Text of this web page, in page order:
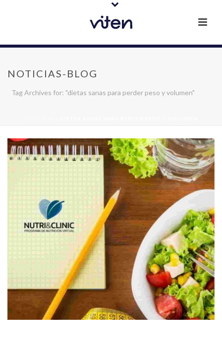
NOTICIAS-BLOG
Tag Archives for: "dietas sanas para perder peso y volumen"